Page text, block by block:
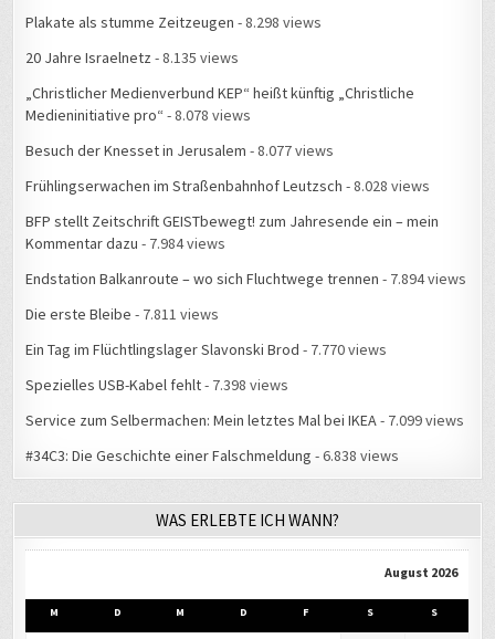
Plakate als stumme Zeitzeugen - 8.298 views
20 Jahre Israelnetz - 8.135 views
„Christlicher Medienverbund KEP“ heißt künftig „Christliche
Medieninitiative pro“ - 8.078 views
Besuch der Knesset in Jerusalem - 8.077 views
Frühlingserwachen im Straßenbahnhof Leutzsch - 8.028 views
BFP stellt Zeitschrift GEISTbewegt! zum Jahresende ein – mein
Kommentar dazu - 7.984 views
Endstation Balkanroute – wo sich Fluchtwege trennen - 7.894 views
Die erste Bleibe - 7.811 views
Ein Tag im Flüchtlingslager Slavonski Brod - 7.770 views
Spezielles USB-Kabel fehlt- 7.398 views
Service zum Selbermachen: Mein letztes Mal bei IKEA- 7.099 views
#34C3: Die Geschichte einer Falschmeldung - 6.838 views
WAS ERLEBTE ICH WANN?
August 2026
M D M D F S S